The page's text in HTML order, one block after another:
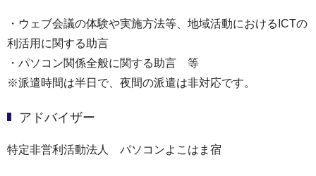
・ウェブ会議の体験や実施方法等、地域活動におけるICTの
利活用に関する助言
・パソコン関係全般に関する助言 等
※派遣時間は半日で、夜間の派遣は非対応です。
アドバイザー
特定非営利活動法人 パソコンよこはま宿